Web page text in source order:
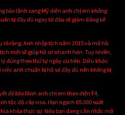
bảo lãnh sang Mỹ diện anh chị em không
bị đầy đủ ngay từ đầu sẽ giảm đáng kể
rõ ràng. Anh nhập tịch năm 2015 và mở hồ
mới sẽ giúp hồ sơ nhanh hơn. Tuy nhiên,
đúng theo thứ tự ngày ưu tiên. Điều khác
anh chuẩn bị hồ sơ đầy đủ nên không bị
để bảo lãnh anh chị em theo diện F4,
tốc độ cấp visa. Hạn ngạch 65.000 suất
khóa thực sự. Nếu bạn đang cân nhắc mở